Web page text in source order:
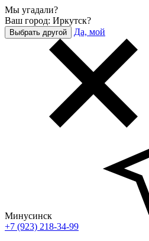
Мы угадали?
Ваш город: Иркутск?
Выбрать другой Да, мой
Минусинск
+7 (923) 218-34-99